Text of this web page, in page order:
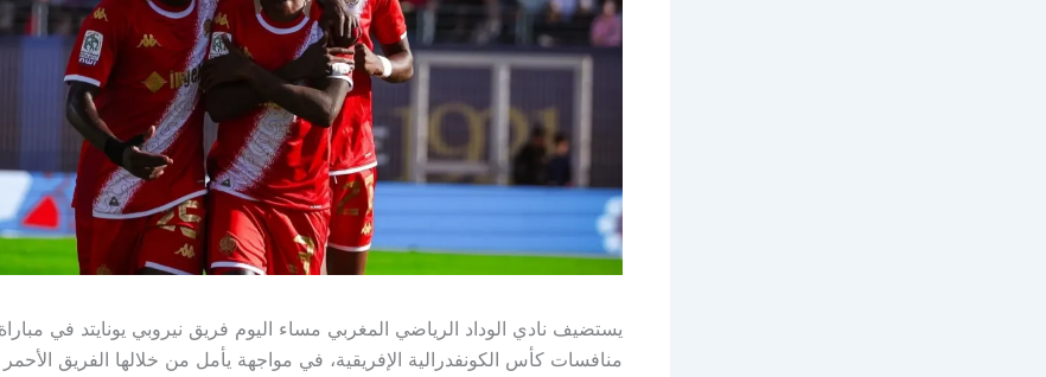
يستضيف نادي الوداد الرياضي المغربي مساء اليوم فريق نيروبي يونايتد في
منافسات كأس الكونفدرالية الإفريقية، في مواجهة يأمل من خلالها الفريق